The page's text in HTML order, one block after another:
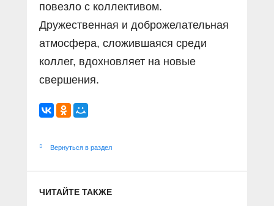
повезло с коллективом.
Дружественная и доброжелательная
атмосфера, сложившаяся среди
коллег, вдохновляет на новые
свершения.
Вернуться в раздел
ЧИТАЙТЕ ТАКЖЕ